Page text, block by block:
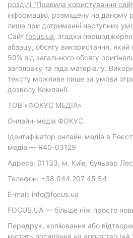
розділі "Правила користування
інформацію, розміщену на даному
лише при дотриманні наступних
Cайт focus.ua, згадки
абзацу, обсягу використання,
50% від загального обсягу
заголовку та ліда матеріалу.
тексту можливе лише за умови
дозволу Компанії.
ТОВ «ФОКУС МЕДІА»
Онлайн-медіа ФОКУС
Ідентифікатор онлайн-медіа в
медіа — R40-03129
Адреса: 01133, м. Київ, бульвар
Телефон: +38 044 207 45 54
E-mail: info@focus.ua
FOCUS.UA — більше ніж просто
Передрук, копіювання або
містить посилання на агентство